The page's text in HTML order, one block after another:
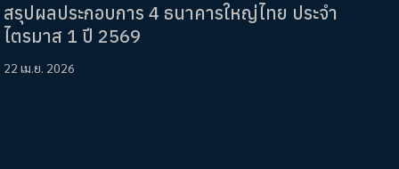
สรุปผลประกอบการ 4 ธนาคารใหญ่ไทย ประจำ
ไตรมาส 1 ปี 2569
22 เม.ย. 2026